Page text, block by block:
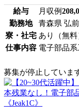
給与 月収例
勤務地
青森県 弘
寮・社宅 あり（無料
仕事内容 電子部品
募集が停止していま